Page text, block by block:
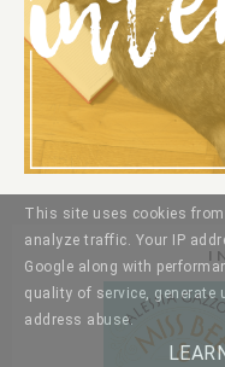
This site uses cookies
analyze traffic. Your IP
Google along with
quality of service,
address abuse.